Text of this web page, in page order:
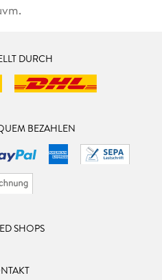
DURCH
BEZAHLEN
SHOPS